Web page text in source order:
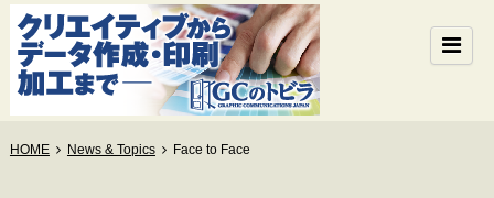
HOME News & Topics Face to Face